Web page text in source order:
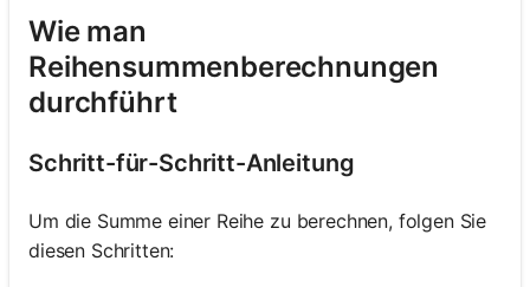
Wie man
Reihensummenberechnungen
durchführt
Schritt-für-Schritt-Anleitung
Um die Summe einer Reihe zu berechnen, folgen Sie
diesen Schritten: